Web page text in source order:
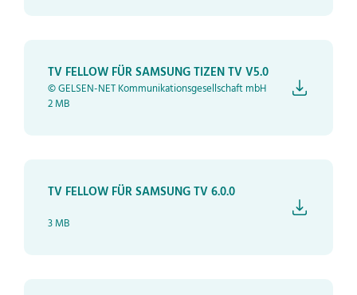
TV FELLOW FÜR SAMSUNG TIZEN TV V5.0
© GELSEN-NET Kommunikationsgesellschaft mbH
2 MB
TV FELLOW FÜR SAMSUNG TV 6.0.0
3 MB